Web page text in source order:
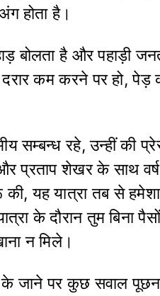
होता है।
बोलता है और पहाड़ी
कम करने पर हो,
सम्बन्ध रहे, उन्हीं की
प्रताप शेखर के साथ
यह यात्रा तब से
के दौरान तुम बिना
न मिले।
पर कुछ सवाल